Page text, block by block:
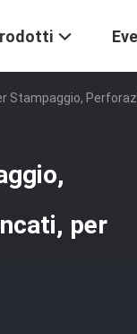
Stampaggio,
per